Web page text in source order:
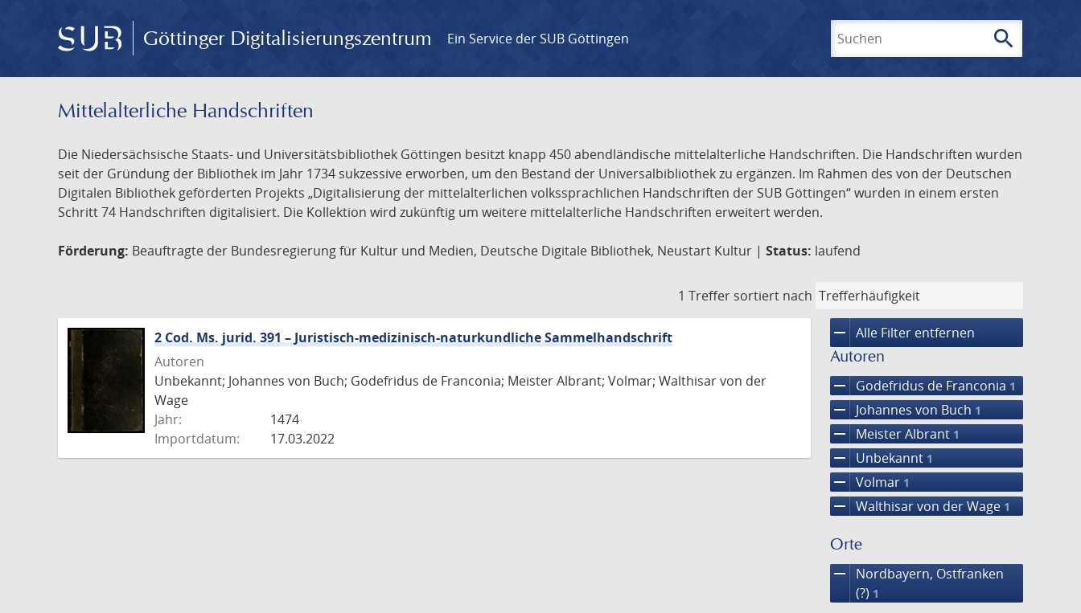
Göttinger Digitalisierungszentrum Ein Service der SUB Göttingen search
Mittelalterliche Handschriften
Die Niedersächsische Staats- und Universitätsbibliothek Göttingen besitzt knapp 450 abendländische mittelalterliche Handschriften. Die Handschriften wurden
seit der Gründung der Bibliothek im Jahr 1734 sukzessive erworben, um den Bestand der Universalbibliothek zu ergänzen. Im Rahmen des von der Deutschen
Digitalen Bibliothek geförderten Projekts „Digitalisierung der mittelalterlichen volkssprachlichen Handschriften der SUB Göttingen“ wurden in einem ersten
Schritt 74 Handschriften digitalisiert. Die Kollektion wird zukünftig um weitere mittelalterliche Handschriften erweitert werden.
Förderung: Beauftragte der Bundesregierung für Kultur und Medien, Deutsche Digitale Bibliothek, Neustart Kultur | Status: laufend
1 Treffer sortiert nach
remove Alle Filter entfernen
Autoren
remove Godefridus de Franconia 1
remove Johannes von Buch 1
remove Meister Albrant 1
remove Unbekannt 1
remove Volmar 1
remove Walthisar von der Wage 1
Orte
remove
Nordbayern, Ostfranken
(?) 1
2 Cod. Ms. jurid. 391 – Juristisch-medizinisch-naturkundliche Sammelhandschrift
Autoren
Unbekannt; Johannes von Buch; Godefridus de Franconia; Meister Albrant; Volmar; Walthisar von der
Wage
Jahr:
1474
Importdatum:
17.03.2022